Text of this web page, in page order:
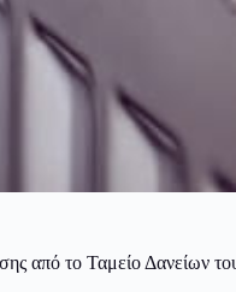
από το Ταμείο Δανείων